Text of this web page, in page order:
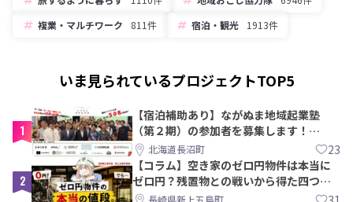
複業・マルチワーク
811件 宿泊・観光 1913件
いま見られているプロジェクトTOP5
1
【宿泊補助あり】ながぬま地域起業塾
（第２期）の参加者を募集します！
【8/21〆】
北海道長沼町 23
2
【コラム】空き家のゼロ円物件は本当に
ゼロ円？残置物との戦いから得た四つの
教訓｜新上五島町
長崎県新上五島町